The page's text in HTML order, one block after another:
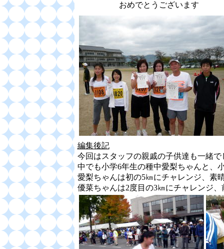
おめでとうございます
編集後記
今回はスタッフの親戚の子供達も一緒で
中でも小学6年生の種中愛梨ちゃんと、
愛梨ちゃんは初の5㎞にチャレンジ、素
優菜ちゃんは2度目の3㎞にチャレンジ